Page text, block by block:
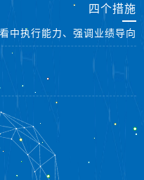
四个措施
中执行能力、强调业绩导向